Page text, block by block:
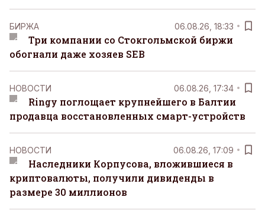
БИРЖА 06.08.26, 18:33
Три компании со Стокгольмской биржи
обогнали даже хозяев SEB
НОВОСТИ 06.08.26, 17:34
Ringy поглощает крупнейшего в Балтии
продавца восстановленных смарт-устройств
НОВОСТИ 06.08.26, 17:09
Наследники Корпусова, вложившиеся в
криптовалюты, получили дивиденды в
размере 30 миллионов